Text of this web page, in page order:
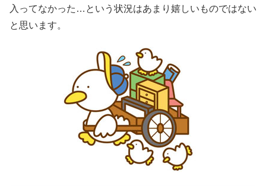
入ってなかった…という状況はあまり嬉しいものではない
と思います。